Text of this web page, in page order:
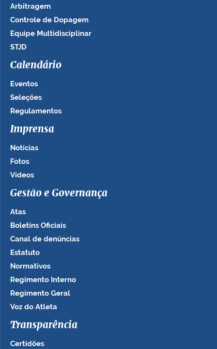
Arbitragem
Controle de Dopagem
Equipe Multidisciplinar
STJD
Calendário
Eventos
Seleções
Regulamentos
Imprensa
Notícias
Fotos
Vídeos
Gestão e Governança
Atas
Boletins Oficiais
Canal de denúncias
Estatuto
Normativos
Regimento Interno
Regimento Geral
Voz do Atleta
Transparência
Certidões